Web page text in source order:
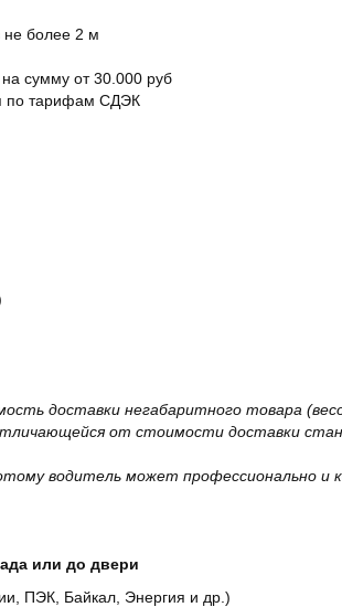
не более 2 м
сумму от 30.000 руб
по тарифам СДЭК
доставки негабаритного товара
от стоимости доставки
водитель может профессионально
или до двери
ПЭК, Байкал, Энергия и др.)